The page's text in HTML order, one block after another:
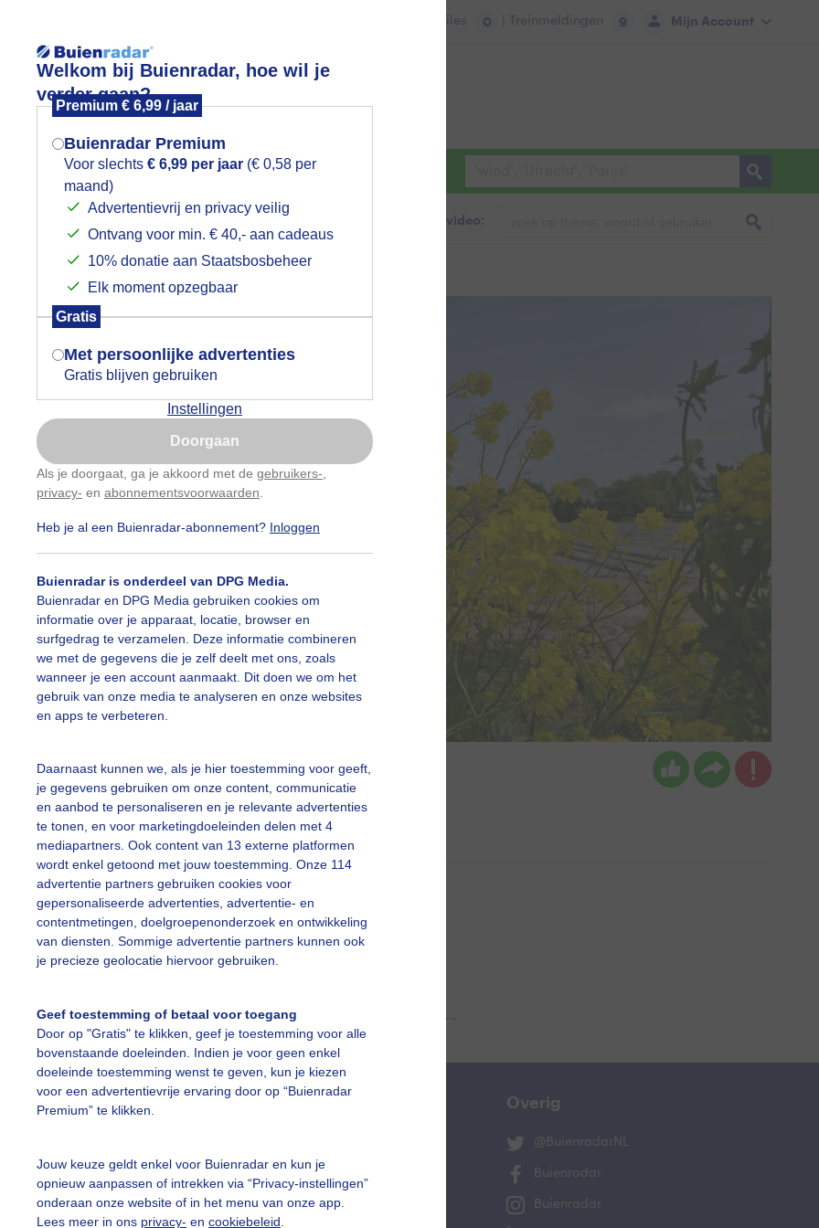
Welkom bij Buienradar, hoe wil je
verder gaan?
Premium € 6,99 / jaar
Buienradar Premium
Voor slechts € 6,99 per jaar (€ 0,58 per
maand)
Advertentievrij en privacy veilig
Ontvang voor min. € 40,- aan cadeaus
10% donatie aan Staatsbosbeheer
Elk moment opzegbaar
Gratis
Met persoonlijke advertenties
Gratis blijven gebruiken
Instellingen
Doorgaan
Als je doorgaat, ga je akkoord met de gebruikers-
privacy- en abonnementsvoorwaarden
Heb je al een Buienradar-abonnement? Inloggen
Buienradar is onderdeel van DPG Media.
Buienradar en DPG Media gebruiken cookies om
informatie over je apparaat, locatie, browser en
surfgedrag te verzamelen. Deze informatie combineren
we met de gegevens die je zelf deelt met ons, zoals
wanneer je een account aanmaakt. Dit doen we om het
gebruik van onze media te analyseren en onze websites
en apps te verbeteren.
Daarnaast kunnen we, als je hier toestemming voor geeft,
je gegevens gebruiken om onze content, communicatie
en aanbod te personaliseren en je relevante advertenties
te tonen, en voor marketingdoeleinden delen met 4
mediapartners. Ook content van 13 externe platformen
wordt enkel getoond met jouw toestemming. Onze 114
advertentie partners gebruiken cookies voor
gepersonaliseerde advertenties, advertentie- en
contentmetingen, doelgroepenonderzoek en ontwikkeling
van diensten. Sommige advertentie partners kunnen ook
je precieze geolocatie hiervoor gebruiken.
Geef toestemming of betaal voor toegang
Door op "Gratis" te klikken, geef je toestemming voor alle
bovenstaande doeleinden. Indien je voor geen enkel
doeleinde toestemming wenst te geven, kun je kiezen
voor een advertentievrije ervaring door op “Buienradar
Premium” te klikken.
Jouw keuze geldt enkel voor Buienradar en kun je
opnieuw aanpassen of intrekken via “Privacy-instellingen”
onderaan onze website of in het menu van onze app.
Lees meer in ons privacy- en cookiebeleid
Mijn Account
Files 0 | Treinmeldingen 9
Foto en video Weerzine
Zoeken in foto & video:
Jolanda Pelkmans Gemaakt: 10-05-2026, 32x bekeken
Zon Wind
slideshow
Een moment geduld aub...
vragen
Mijn weer Overig
@BuienradarNL
Buienradar
Buienradar
Mogen we je locatie gebruiken voor
het weer?
Indien je hier nog geen akkoord op hebt
gegeven, verschijnt er zo een pop-up uit
je browser waarin deze toestemming
gevraagd wordt.
Is goed, toon de popup
Nu niet, misschien later
Gebruik je Safari en wil je niet elke dag deze pop-up
Klikhierom dit aan te passen